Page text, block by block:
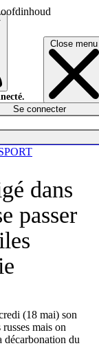
Close menu
Se connecter
dans
passer
(18 mai) son
mais on
décarbonation du